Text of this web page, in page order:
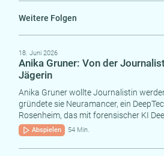
Weitere Folgen
18. Juni 2026
Anika Gruner: Von der
Jägerin
Anika Gruner wollte Journalistin
gründete sie Neuramancer, ein
Rosenheim, das mit forensischer KI
Abspielen 54 Min.